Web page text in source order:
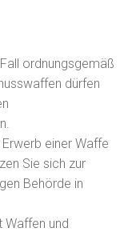
ordnungsgemäß
dürfen
einer Waffe
Sie sich zur
Behörde in
Waffen und